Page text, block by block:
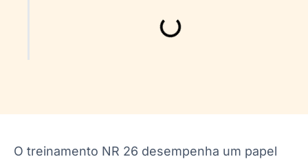
O treinamento NR 26 desempenha um papel